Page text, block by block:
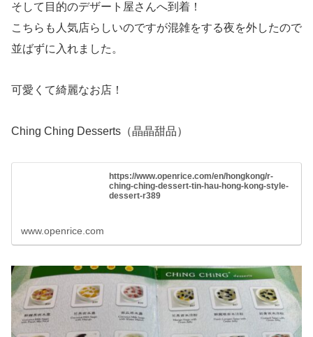
そして目的のデザート屋さんへ到着！
こちらも人気店らしいのですが混雑をする夜を外したので
並ばずに入れました。
可愛くて綺麗なお店！
Ching Ching Desserts（晶晶甜品）
https://www.openrice.com/en/hongkong/r-
ching-ching-dessert-tin-hau-hong-kong-style-
dessert-r389
www.openrice.com